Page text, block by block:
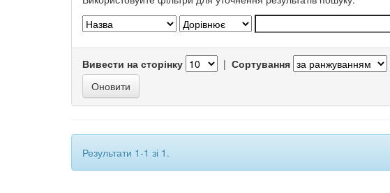
Вивести на сторінку | Сортування
Результати 1-1 зі 1.